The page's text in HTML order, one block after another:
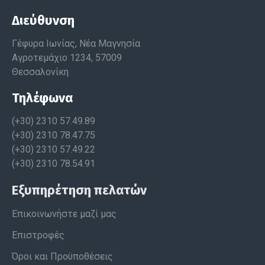
Διεύθυνση
Γέφυρα Ιωνίας, Νέα Μαγνησία
Αγροτεμάχιο 1234, 57009
Θεσσαλονίκη
Τηλέφωνα
(+30) 2310 57.49.89
(+30) 2310 78.47.75
(+30) 2310 57.49.22
(+30) 2310 78.54.91
Εξυπηρέτηση πελατών
Επικοινωνήστε μαζί μας
Επιστροφές
Όροι και Προϋποθέσεις